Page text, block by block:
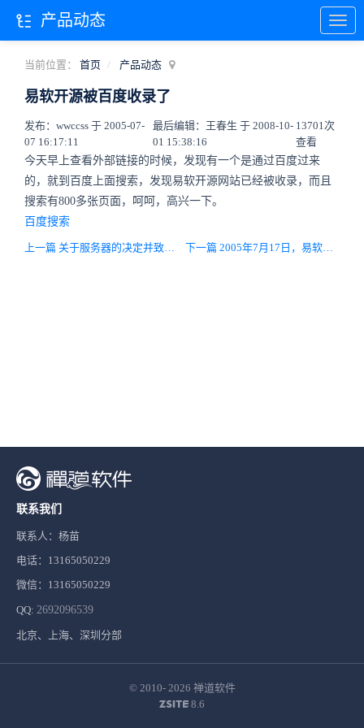
当前位置： 首页 产品动态
易软开源被百度收录了
发布：wwccss 于 2005-07-
07 16:17:11
最后编辑：王春生 于 2008-10-
01 15:38:16
13701次
查看
今天早上查看外部链接的时候，发现有一个是通过百度过来
的，就到百度上面搜索，发现易软开源网站已经被收录，而且
搜索有800多张页面，呵呵，高兴一下。
百度搜索
上一篇 关于服务器的决定并致谢！[2005-07-08修改] 下一篇 2005年7月17日，易软开源开发小组正式成立！
产品动态
联系我们
联系人：杨苗
电话：13165050229
微信：13165050229
QQ: 2692096539
北京、上海、深圳分部
© 2010- 2026 禅道软件
8.6